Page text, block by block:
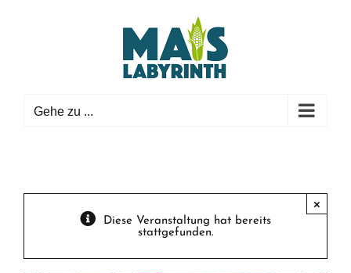
Gehe zu ...
Diese Veranstaltung hat bereits
stattgefunden.
×